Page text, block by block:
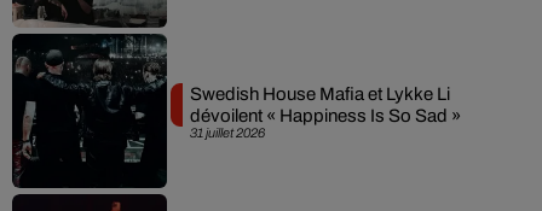
31 juillet 2026
Swedish House Mafia et Lykke Li
dévoilent « Happiness Is So Sad »